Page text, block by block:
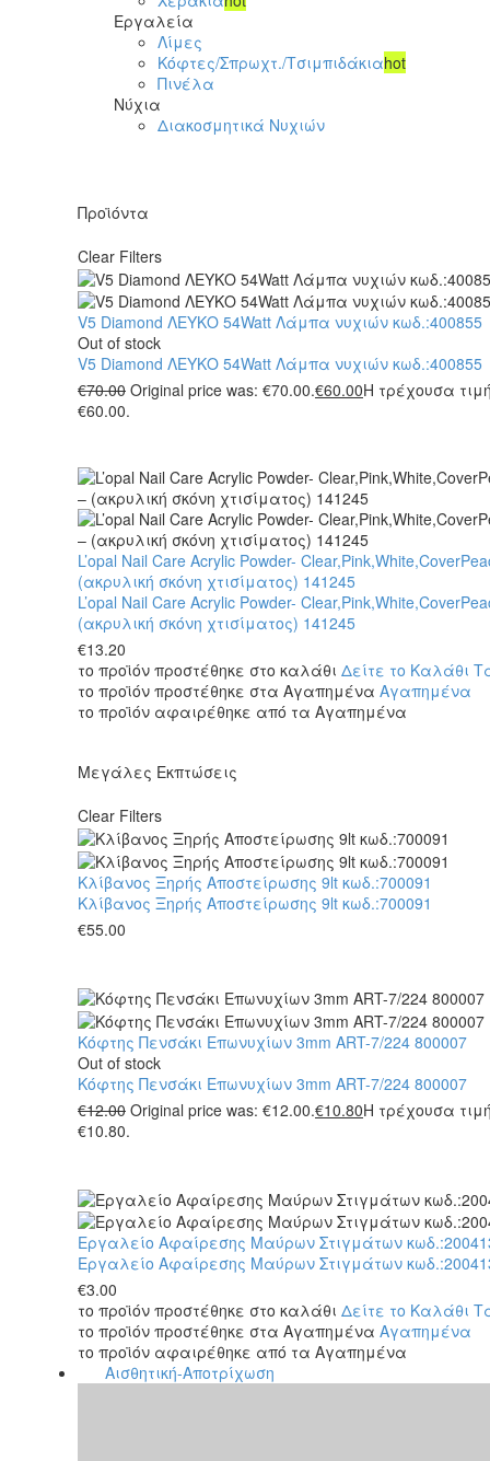
Εργαλεία
Λίμες
Κόφτες/Σπρωχτ./Τσιμπιδάκιαhot
Πινέλα
Νύχια
Διακοσμητικά Νυχιών
Προϊόντα
Clear Filters
V5 Diamond ΛΕΥΚΟ 54Watt Λάμπα νυχιών κωδ.:400855
Out of stock
V5 Diamond ΛΕΥΚΟ 54Watt Λάμπα νυχιών κωδ.:400855
€70.00 Original price was: €70.00.€60.00Η τρέχουσα
€60.00.
L’opal Nail Care Acrylic Powder-
(ακρυλική σκόνη χτισίματος) 141245
L’opal Nail Care Acrylic Powder-
(ακρυλική σκόνη χτισίματος) 141245
€13.20
το προϊόν προστέθηκε στο καλάθι Δείτε το Καλάθι
το προϊόν προστέθηκε στα Αγαπημένα Αγαπημένα
το προϊόν αφαιρέθηκε από τα Αγαπημένα
Μεγάλες Εκπτώσεις
Clear Filters
Κλίβανος Ξηρής Αποστείρωσης 9lt κωδ.:700091
Κλίβανος Ξηρής Αποστείρωσης 9lt κωδ.:700091
€55.00
Κόφτης Πενσάκι Επωνυχίων 3mm ART-7/224 800007
Out of stock
Κόφτης Πενσάκι Επωνυχίων 3mm ART-7/224 800007
€12.00 Original price was: €12.00.€10.80Η τρέχουσα
€10.80.
Εργαλείο Αφαίρεσης Μαύρων Στιγμάτων
Εργαλείο Αφαίρεσης Μαύρων Στιγμάτων
€3.00
το προϊόν προστέθηκε στο καλάθι Δείτε το Καλάθι
το προϊόν προστέθηκε στα Αγαπημένα Αγαπημένα
το προϊόν αφαιρέθηκε από τα Αγαπημένα
Αισθητική-Αποτρίχωση